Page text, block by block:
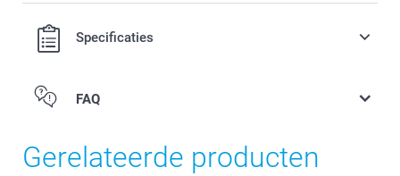
Specificaties
FAQ
Gerelateerde producten